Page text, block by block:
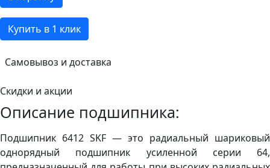
Купить в 1 клик
Самовывоз и доставка
Скидки и акции
Описание подшипника:
Подшипник 6412 SKF — это радиальный шариковый
однорядный подшипник усиленной серии 64,